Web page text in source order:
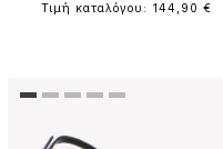
Τιμή καταλόγου: 144,90 €